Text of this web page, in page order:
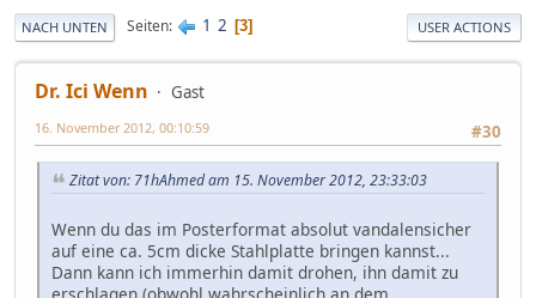
NACH UNTEN Seiten 1 2 3 USER ACTIONS
Dr. Ici Wenn
Gast
#30
16. November 2012, 00:10:59
Zitat von: 71hAhmed am 15. November 2012, 23:33:03
Wenn du das im Posterformat absolut vandalensicher
auf eine ca. 5cm dicke Stahlplatte bringen kannst...
Dann kann ich immerhin damit drohen, ihn damit zu
erschlagen (obwohl wahrscheinlich an dem